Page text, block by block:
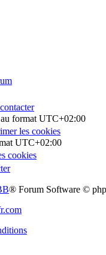
formatUTC+02:00
les cookies
UTC+02:00
cookies
® Forum Software ©